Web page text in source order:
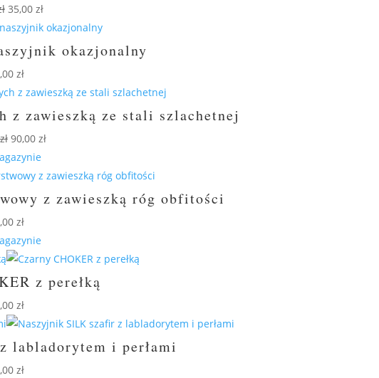
Pierwotna
cena
wynosiła:
45,00 zł.
35,00 złAktualna
cena
wynosi:okazjonalny
zł
z zawieszką ze stali szlachetnej
zł Pierwotna
cena
wynosiła:
90,00 złAktualna
wynosi:
z zawieszką róg obfitości
zł
z perełką
zł
labladorytem i perłami
zł